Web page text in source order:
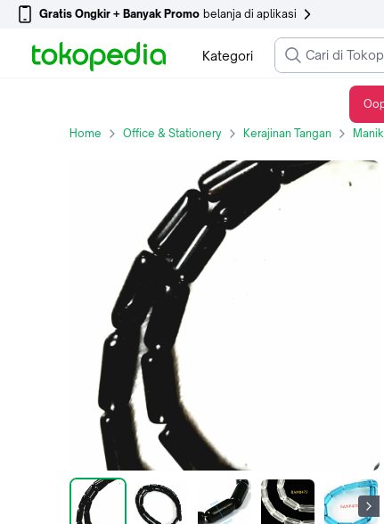
Gratis Ongkir + Banyak Promo belanja di aplikasi
Kategori
manik kaca bentuk tabung 10 mm - Biru Muda
Home Office & Stationery Kerajinan Tangan